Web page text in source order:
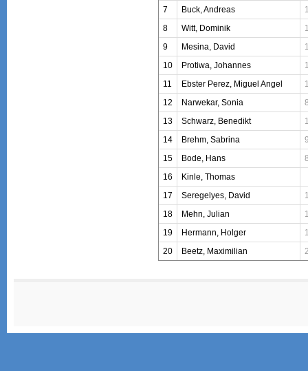
7
Buck, Andreas
8
Witt, Dominik
9
Mesina, David
10
Protiwa, Johannes
11
Ebster Perez, Miguel Angel
12
Narwekar, Sonia
13
Schwarz, Benedikt
14
Brehm, Sabrina
15
Bode, Hans
16
Kinle, Thomas
17
Seregelyes, David
18
Mehn, Julian
19
Hermann, Holger
20
Beetz, Maximilian